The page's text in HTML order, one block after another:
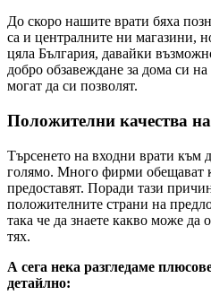
До скоро нашите врати бяха
са и централните ни магазини,
цяла България, давайки
добро обзавеждане за дома си
могат да си позволят.
Положителни качества
Търсенето на входни врати към
голямо. Много фирми обещават
предоставят. Поради тази
положителните страни на
така че да знаете какво може да
тях.
А сега нека разгледаме
детайлно: